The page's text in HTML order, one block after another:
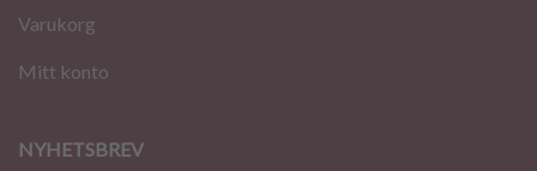
Varukorg
Mitt konto
NYHETSBREV